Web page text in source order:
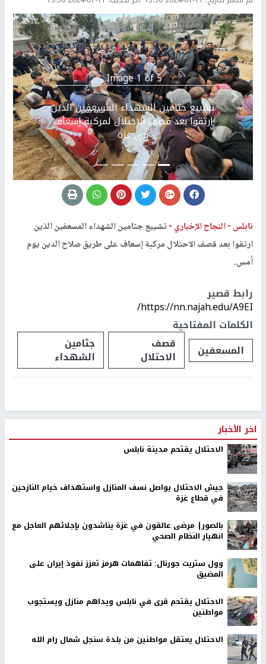
Image 1 of 5.
تشييع جثامين الشهداء المسعفين الذين
ارتقوا بعد قصف الاحتلال لمركبة إسعاف
في غزة
Previous التالي
نابلس -النجاح الإخباري -تشييع جثامين الشهداء المسعفين الذين
ارتقوا بعد قصف الاحتلال مركبة إسعاف على طريق صلاح الدين يوم
أمس.
رابط قصير
https://nn.najah.edu/A9EI/
الكلمات المفتاحية
المسعفين
قصف
الاحتلال
جثامين
الشهداء
اخر الأخبار
الاحتلال يقتحم مدينة نابلس
جيش الاحتلال يواصل نسف المنازل واستهداف خيام النازحين
في قطاع غزة
بالصور| مرضى عالقون في غزة يناشدون بإجلائهم العاجل مع
انهيار النظام الصحي
وول ستريت جورنال: تفاهمات هرمز تعزز نفوذ إيران على
المضيق
الاحتلال يقتحم قرى في نابلس ويداهم منازل ويستجوب
مواطنين
الاحتلال يعتقل مواطنين من بلدة سنجل شمال رام الله